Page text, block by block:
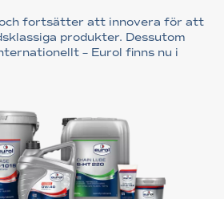
fortsätter att innovera för att
produkter. Dessutom
– Eurol finns nu i